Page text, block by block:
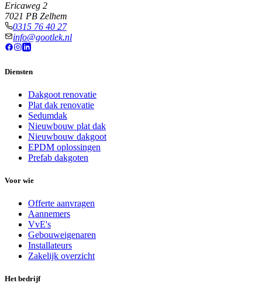
Ericaweg 2
7021 PB Zelhem
0315 76 40 27
info@gootlek.nl
Diensten
Dakgoot renovatie
Plat dak renovatie
Sedumdak
Nieuwbouw plat dak
Nieuwbouw dakgoot
EPDM oplossingen
Prefab dakgoten
Voor wie
Offerte aanvragen
Aannemers
VvE's
Gebouweigenaren
Installateurs
Zakelijk overzicht
Het bedrijf